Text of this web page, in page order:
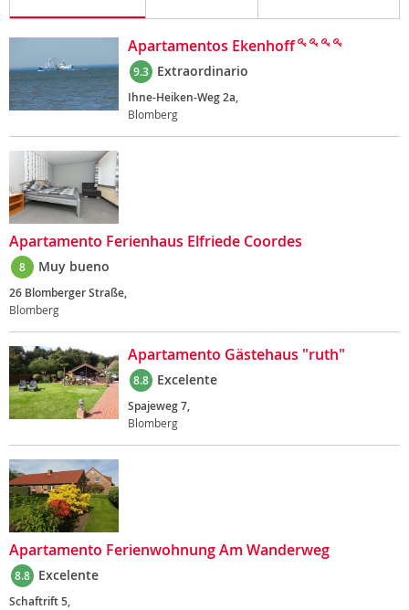
Apartamentos Ekenhoff
9.3 Extraordinario
Ihne-Heiken-Weg 2a,
Blomberg
Apartamento Ferienhaus Elfriede Coordes
8 Muy bueno
26 Blomberger Straße,
Blomberg
Apartamento Gästehaus "ruth"
8.8 Excelente
Spajeweg 7,
Blomberg
Apartamento Ferienwohnung Am Wanderweg
8.8 Excelente
Schaftrift 5,